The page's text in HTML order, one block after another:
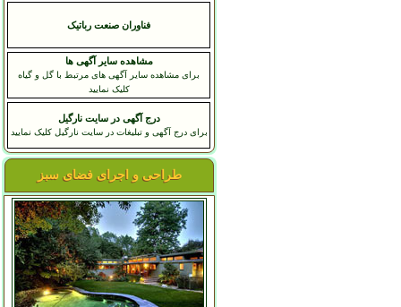
فناوران صنعت رباتیک
مشاهده سایر آگهی ها
برای مشاهده سایر آگهی های مرتبط با گل و گیاه
کلیک نمایید
درج آگهی در سایت نارگیل
برای درج آگهی و تبلیغات در سایت نارگیل کلیک نمایید
طراحی و اجرای فضای سبز